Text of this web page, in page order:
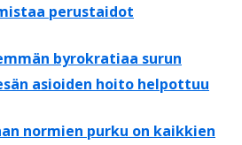
perustaidot
byrokratiaa surun
asioiden hoito helpottuu
normien purku on kaikkien